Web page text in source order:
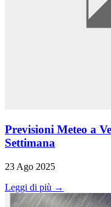
Previsioni Meteo a
Settimana
23 Ago 2025
Leggi di più →